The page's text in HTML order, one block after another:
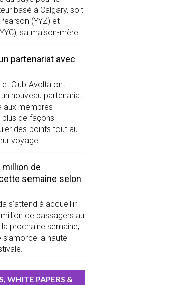
basé à Calgary, soit
(YYZ) et
sa maison-mère.
partenariat avec
Club Avolta ont
nouveau partenariat
aux membres
de façons
des points tout au
voyage.
million de
semaine selon
s’attend à accueillir
million de passagers au
prochaine semaine,
s’amorce la haute
WHITE PAPERS &